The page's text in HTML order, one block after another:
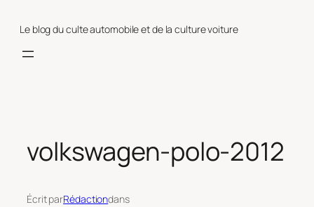
Le blog du culte automobile et de la culture voiture
volkswagen-polo-2012
Écrit parRédactiondans